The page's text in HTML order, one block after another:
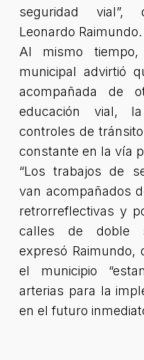
seguridad vial”,
Leonardo Raimundo.
Al mismo
municipal advirtió
acompañada de
educación vial,
controles de
constante en la vía
“Los trabajos de
van acompañados
retrorreflectivas y
calles de doble
expresó Raimundo,
el municipio
arterias para la
en el futuro